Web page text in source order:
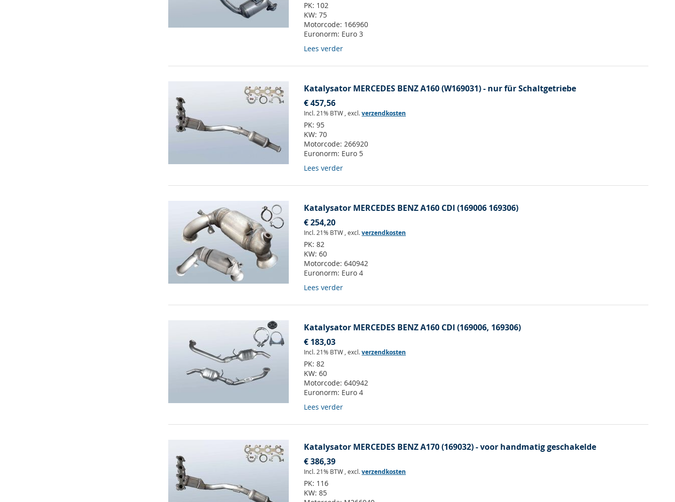
PK: 102
KW:75
Motorcode: 166960
Euronorm: Euro 3
Lees verder
Katalysator MERCEDES BENZ A160 (W169031) - nur für Schaltgetriebe
€ 457,56
Incl. 21% BTW ,excl.verzendkosten
PK:95
KW:70
Motorcode:266920
Euronorm: Euro 5
Lees verder
Katalysator MERCEDES BENZ A160 CDI (169006 169306)
€ 254,20
Incl. 21% BTW ,excl.verzendkosten
PK:82
KW:60
Motorcode:640942
Euronorm: Euro 4
Lees verder
Katalysator MERCEDES BENZ A160 CDI (169006, 169306)
€ 183,03
Incl. 21% BTW ,excl.verzendkosten
PK:82
KW:60
Motorcode:640942
Euronorm: Euro 4
Lees verder
Katalysator MERCEDES BENZ A170 (169032) - voor handmatig geschakelde
€ 386,39
Incl. 21% BTW ,excl.verzendkosten
PK: 116
KW:85